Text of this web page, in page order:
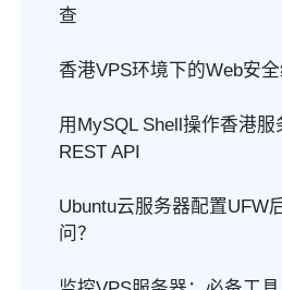
查
香港VPS环境下的Web安
用MySQL Shell操作香港服
REST API
Ubuntu云服务器配置UFW
问？